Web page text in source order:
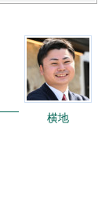
横地